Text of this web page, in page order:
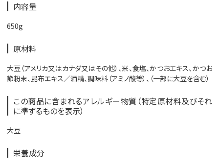
内容量
650g
原材料
大豆（アメリカ又はカナダ又はその他）、米、食塩、かつおエキス、かつお
節粉末、昆布エキス／酒精、調味料（アミノ酸等）、（一部に大豆を含む）
この商品に含まれるアレルギー物質（特定原材料及びそれ
に準ずるものを表示）
大豆
栄養成分